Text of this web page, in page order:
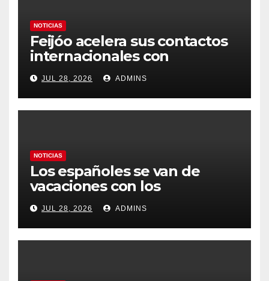
NOTICIAS
Feijóo acelera sus contactos
internacionales con
Latinoamérica como socio
prioritario en su agenda de
gobierno
JUL 28, 2026 ADMINS
NOTICIAS
Los españoles se van de
vacaciones con los
carburantes hasta un 21%
más caros que el año pasado
y los hoteles disparados
JUL 28, 2026 ADMINS